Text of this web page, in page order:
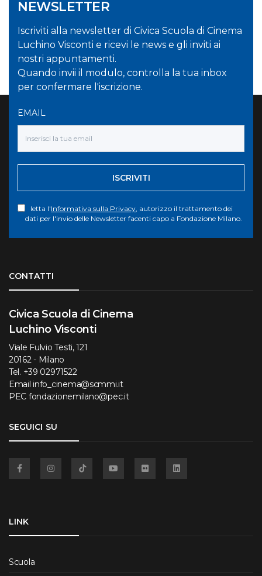
NEWSLETTER
Iscriviti alla newsletter di Civica Scuola di Cinema
Luchino Visconti e ricevi le news e gli inviti ai
nostri appuntamenti.
Quando invii il modulo, controlla la tua inbox
per confermare l'iscrizione.
EMAIL
ISCRIVITI
letta l'Informativa sulla Privacy , autorizzo il trattamento dei
dati per l'invio delle Newsletter facenti capo a Fondazione Milano.
CONTATTI
Civica Scuola di Cinema
Luchino Visconti
Viale Fulvio Testi, 121
20162 - Milano
Tel. +39 02971522
Email info_cinema@scmmi.it
PEC fondazionemilano@pec.it
SEGUICI SU
LINK
Scuola